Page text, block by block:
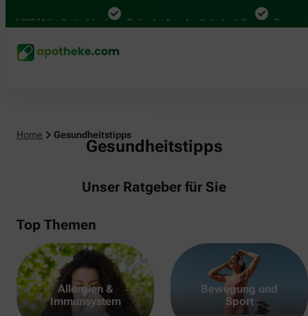
Mal in Deutschland Online bei Ihrer Apotheke bestellen Bequem
Home Gesundheitstipps
Gesundheitstipps
Unser Ratgeber für Sie
Top Themen
Allergien &
Immunsystem
Bewegung und
Sport